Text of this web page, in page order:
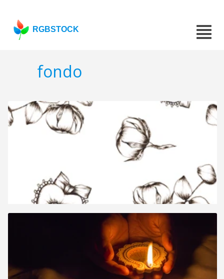
RGBSTOCK
fondo